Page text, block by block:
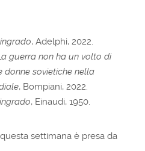
, Adelphi, 2022.
guerra non ha un volto di
donne sovietiche nella
, Bompiani, 2022.
, Einaudi, 1950.
settimana è presa da